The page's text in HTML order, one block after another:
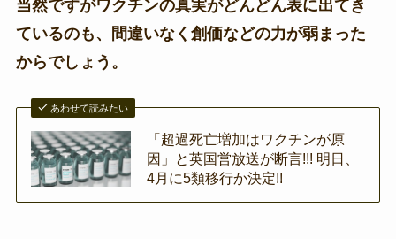
当然ですがワクチンの真実がどんどん表に出てき
ているのも、間違いなく創価などの力が弱まった
からでしょう。
あわせて読みたい
「超過死亡増加はワクチンが原
因」と英国営放送が断言!!! 明日、
4月に5類移行か決定!!